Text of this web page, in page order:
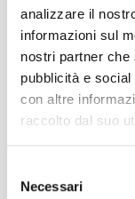
analizzare il
informazioni sul
nostri partner che
pubblicità e
con altre
raccolto dal suo
delNecessari
Per qualsiasi
modulo di
+39 049